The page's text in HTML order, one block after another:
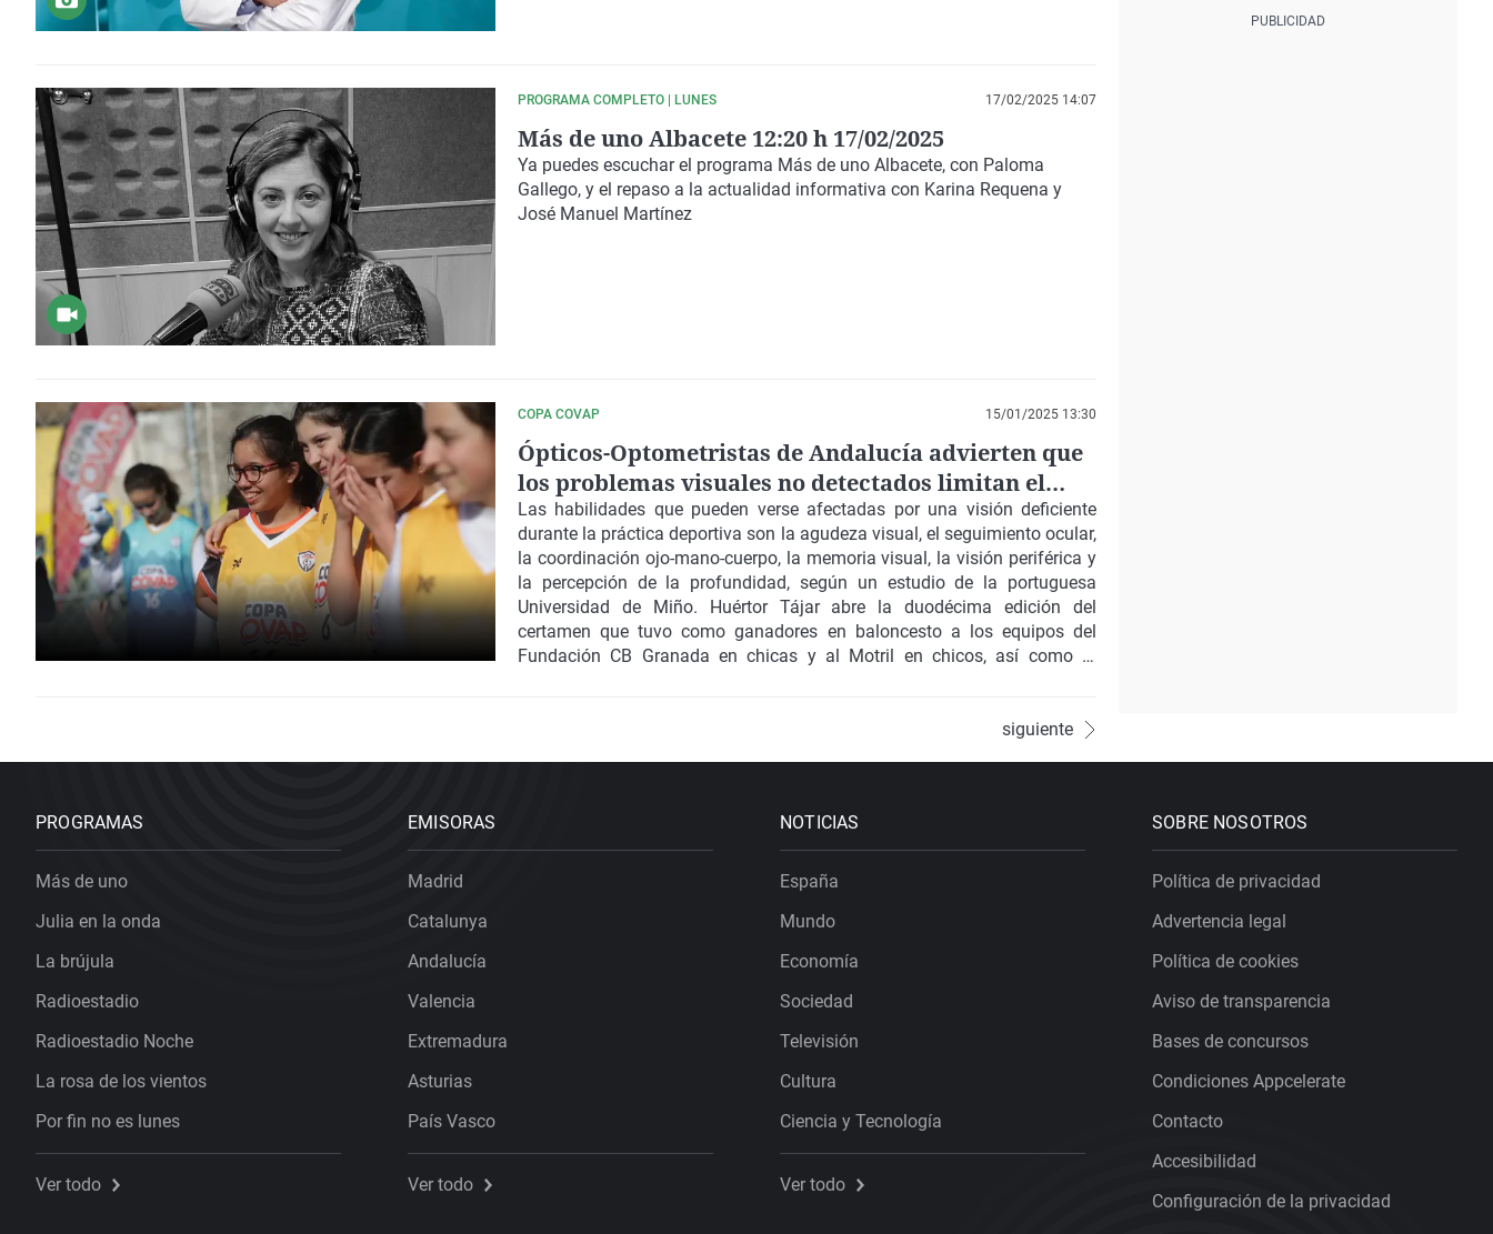
PROGRAMA COMPLETO | LUNES 17/02/2025 14:07
Más de uno Albacete 12:20 h 17/02/2025
Ya puedes escuchar el programa Más de uno Albacete, con Paloma
Gallego, y el repaso a la actualidad informativa con Karina Requena y
José Manuel Martínez
COPA COVAP 15/01/2025 13:30
Ópticos-Optometristas de Andalucía advierten que
los problemas visuales no detectados limitan el
rendimiento deportivo infantil
Las habilidades que pueden verse afectadas por una visión deficiente
durante la práctica deportiva son la agudeza visual, el seguimiento ocular,
la coordinación ojo-mano-cuerpo, la memoria visual, la visión periférica y
la percepción de la profundidad, según un estudio de la portuguesa
Universidad de Miño. Huértor Tájar abre la duodécima edición del
certamen que tuvo como ganadores en baloncesto a los equipos del
Fundación CB Granada en chicas y al Motril en chicos, así como al
siguiente
PROGRAMAS
Más de uno
Julia en la onda
La brújula
Radioestadio
Radioestadio Noche
La rosa de los vientos
Por fin no es lunes
Ver todo
EMISORAS
Madrid
Catalunya
Andalucía
Valencia
Extremadura
Asturias
País Vasco
Ver todo
NOTICIAS
España
Mundo
Economía
Sociedad
Televisión
Cultura
Ciencia y Tecnología
Ver todo
SOBRE NOSOTROS
Política de privacidad
Advertencia legal
Política de cookies
Aviso de transparencia
Bases de concursos
Condiciones Appcelerate
Contacto
Accesibilidad
Configuración de la privacidad